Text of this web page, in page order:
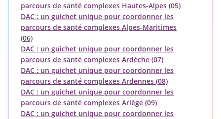
parcours de santé complexes Hautes-Alpes (05)
DAC : un guichet unique pour coordonner les
parcours de santé complexes Alpes-Maritimes
(06)
DAC : un guichet unique pour coordonner les
parcours de santé complexes Ardèche (07)
DAC : un guichet unique pour coordonner les
parcours de santé complexes Ardennes (08)
DAC : un guichet unique pour coordonner les
parcours de santé complexes Ariège (09)
DAC : un guichet unique pour coordonner les